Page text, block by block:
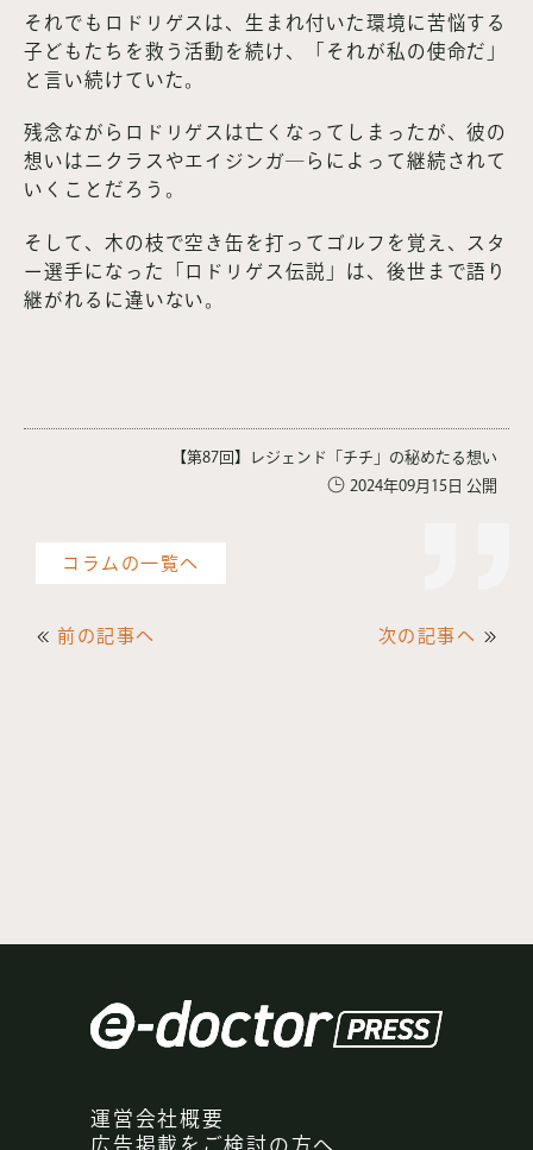
それでもロドリゲスは、生まれ付いた環境に苦悩する
子どもたちを救う活動を続け、「それが私の使命だ」
と言い続けていた。
残念ながらロドリゲスは亡くなってしまったが、彼の
想いはニクラスやエイジンガ―らによって継続されて
いくことだろう。
そして、木の枝で空き缶を打ってゴルフを覚え、スタ
ー選手になった「ロドリゲス伝説」は、後世まで語り
継がれるに違いない。
【第87回】レジェンド「チチ」の秘めたる想い
2024年09月15日 公開
前の記事へ
コラムの一覧へ
次の記事へ
運営会社概要
広告掲載をご検討の方へ